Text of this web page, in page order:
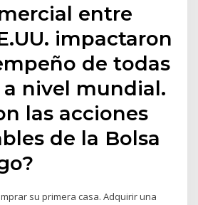
entre
impactaron
de todas
a nivel mundial.
las acciones
de la Bolsa
su primera casa. Adquirir una